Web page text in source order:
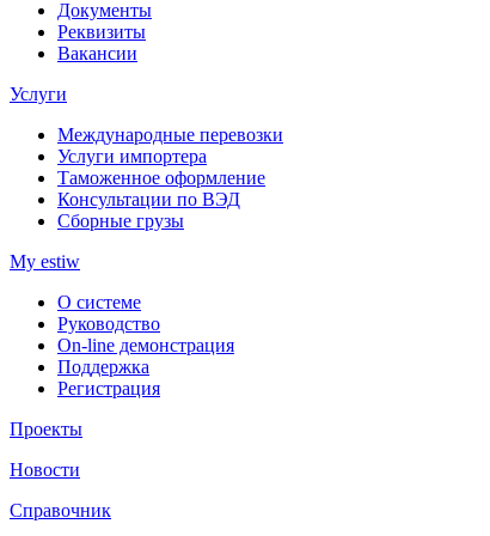
Документы
Реквизиты
Вакансии
Услуги
Международные перевозки
Услуги импортера
Таможенное оформление
Консультации по ВЭД
Сборные грузы
My estiw
О системе
Руководство
On-line демонстрация
Поддержка
Регистрация
Проекты
Новости
Справочник